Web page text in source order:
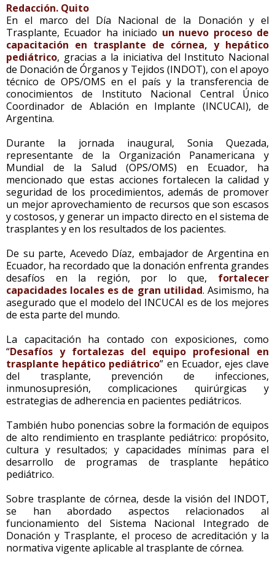
Redacción. Quito
En el marco del Día Nacional de la Donación y el
Trasplante, Ecuador ha iniciado un nuevo proceso de
capacitación en trasplante de córnea, y hepático
pediátrico, gracias a la iniciativa del Instituto Nacional
de Donación de Órganos y Tejidos (INDOT), con el apoyo
técnico de OPS/OMS en el país y la transferencia de
conocimientos de Instituto Nacional Central Único
Coordinador de Ablación en Implante (INCUCAI), de
Argentina.
Durante la jornada inaugural, Sonia Quezada,
representante de la Organización Panamericana y
Mundial de la Salud (OPS/OMS) en Ecuador, ha
mencionado que estas acciones fortalecen la calidad y
seguridad de los procedimientos, además de promover
un mejor aprovechamiento de recursos que son escasos
y costosos, y generar un impacto directo en el sistema de
trasplantes y en los resultados de los pacientes.
De su parte, Acevedo Díaz, embajador de Argentina en
Ecuador, ha recordado que la donación enfrenta grandes
desafíos en la región, por lo que, fortalecer
capacidades locales es de gran utilidad. Asimismo, ha
asegurado que el modelo del INCUCAI es de los mejores
de esta parte del mundo.
La capacitación ha contado con exposiciones, como
“Desafíos y fortalezas del equipo profesional en
trasplante hepático pediátrico” en Ecuador, ejes clave
del trasplante, prevención de infecciones,
inmunosupresión, complicaciones quirúrgicas y
estrategias de adherencia en pacientes pediátricos.
También hubo ponencias sobre la formación de equipos
de alto rendimiento en trasplante pediátrico: propósito,
cultura y resultados; y capacidades mínimas para el
desarrollo de programas de trasplante hepático
pediátrico.
Sobre trasplante de córnea, desde la visión del INDOT,
se han abordado aspectos relacionados al
funcionamiento del Sistema Nacional Integrado de
Donación y Trasplante, el proceso de acreditación y la
normativa vigente aplicable al trasplante de córnea.